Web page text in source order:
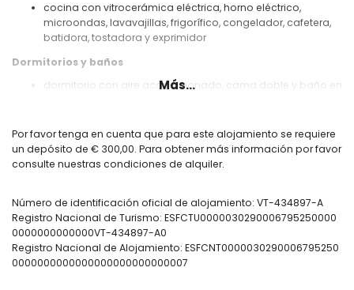
cocina con vitrocerámica eléctrica, horno eléctrico,
microondas, lavavajillas, frigorífico, congelador, cafetera,
batidora, tostadora y exprimidor
Dormitorios y baños
dormitorio con aire acondicionado, cama doble y baño en
baño en suite con lavabo individual, bañera, bidet y aseo
baño con lavabo individual, ducha y aseo
Exterior de la villa
piscina comunitaria
piscina infantil
maravilloso jardín con césped
jardín comunitario con césped
barbacoa
Más...
Por favor tenga en cuenta que para este alojamiento se requiere
un depósito de € 300,00. Para obtener más información por favor
consulte nuestras condiciones de alquiler.
Número de identificación oficial de alojamiento: VT-434897-A
Registro Nacional de Turismo: ESFCTU0000030290006795250000
0000000000000VT-434897-A0
Registro Nacional de Alojamiento: ESFCNT0000030290006795250
0000000000000000000000000007